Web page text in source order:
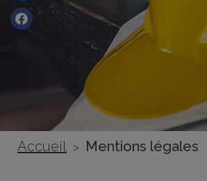
Accueil > Mentions légales
Facebook